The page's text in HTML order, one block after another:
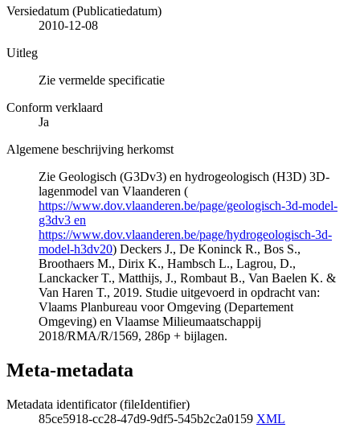
Versiedatum (Publicatiedatum)
2010-12-08
Uitleg
Zie vermelde specificatie
Conform verklaard
Ja
Algemene beschrijving herkomst
Zie Geologisch (G3Dv3) en hydrogeologisch (H3D) 3D-
lagenmodel van Vlaanderen (
https://www.dov.vlaanderen.be/page/geologisch-3d-model-
g3dv3 en
https://www.dov.vlaanderen.be/page/hydrogeologisch-3d-
model-h3dv20) Deckers J., De Koninck R., Bos S.,
Broothaers M., Dirix K., Hambsch L., Lagrou, D.,
Lanckacker T., Matthijs, J., Rombaut B., Van Baelen K. &
Van Haren T., 2019. Studie uitgevoerd in opdracht van:
Vlaams Planbureau voor Omgeving (Departement
Omgeving) en Vlaamse Milieumaatschappij
2018/RMA/R/1569, 286p + bijlagen.
Meta-metadata
Metadata identificator (fileIdentifier)
85ce5918-cc28-47d9-9df5-545b2c2a0159 XML